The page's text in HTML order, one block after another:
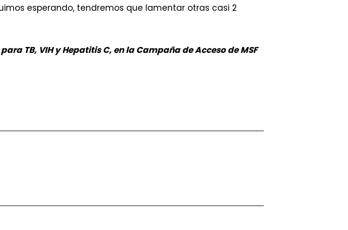
esperando, tendremos que lamentar otras casi 2
TB, VIH y Hepatitis C, en la Campaña de Acceso de MSF